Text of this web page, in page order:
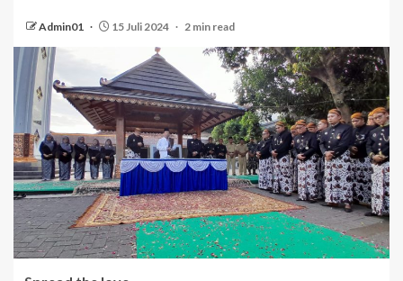
Admin01 15 Juli 2024 2 min read